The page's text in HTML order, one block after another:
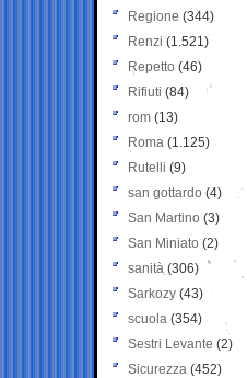
Regione (344)
Renzi (1.521)
Repetto (46)
Rifiuti (84)
rom (13)
Roma (1.125)
Rutelli (9)
san gottardo (4)
San Martino (3)
San Miniato (2)
sanità (306)
Sarkozy (43)
scuola (354)
Sestri Levante (2)
Sicurezza (452)